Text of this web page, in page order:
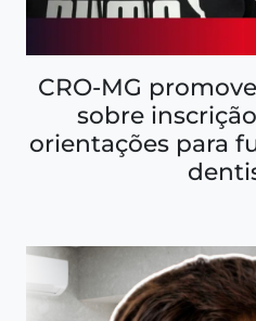
CRO-MG
sobre
orientações para